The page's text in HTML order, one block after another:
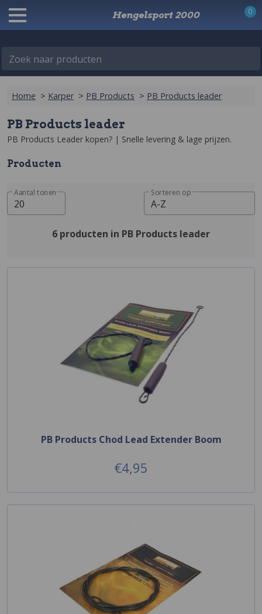
Zoek naar producten
Hengelsport 2000 0
Home > Karper > PB Products > PB Products leader
PB Products leader
PB Products Leader kopen? | Snelle levering & lage prijzen‎.
Producten
Aantal tonen
20
Sorteren op
A-Z
6 producten in PB Products leader
PB Products Chod Lead Extender Boom
€4,95